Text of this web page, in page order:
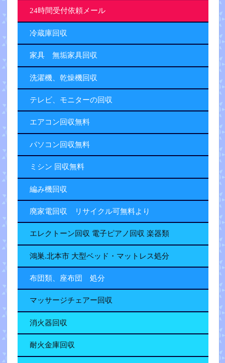
24時間受付依頼メール
冷蔵庫回収
家具 無垢家具回収
洗濯機、乾燥機回収
テレビ、モニターの回収
エアコン回収無料
パソコン回収無料
ミシン 回収無料
編み機回収
廃家電回収 リサイクル可無料より
エレクトーン回収 電子ピアノ回収 楽器類
鴻巣.北本市 大型ベッド・マットレス処分
布団類、座布団 処分
マッサージチェアー回収
消火器回収
耐火金庫回収